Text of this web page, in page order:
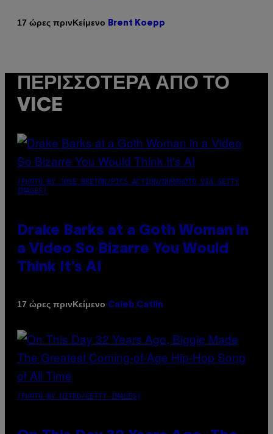
17 ώρες πρινΚείμενο Brent Koepp
ΠΕΡΙΣΣΌΤΕΡΑ ΑΠΌ ΤΟ
VICE
(PHOTO BY JOSE BRETON/PICS ACTION/NURPHOTO VIA GETTY
IMAGES)
Drake Barks at a Goth Woman in
a Video So Bizarre You Would
Think It’s AI
17 ώρες πρινΚείμενο Caleb Catlin
(PHOTO BY NITRO/GETTY IMAGES)